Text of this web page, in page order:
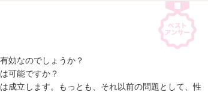
効なのでしょうか？
可能ですか？
成立します。もっとも、それ以前の問題として、性